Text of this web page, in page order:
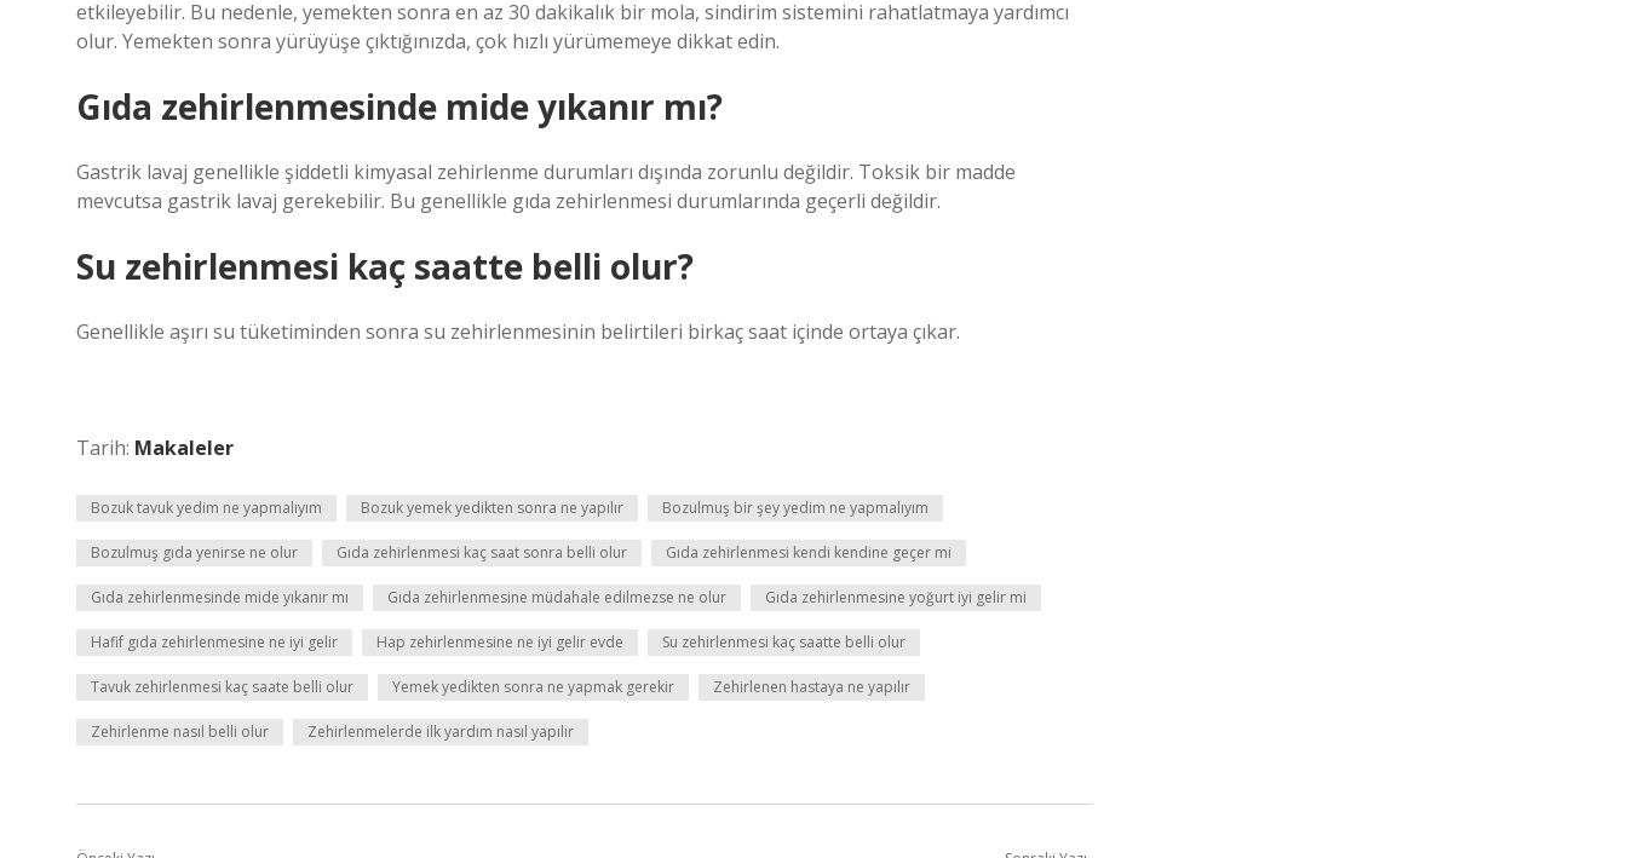
etkileyebilir. Bu nedenle, yemekten sonra en az 30 dakikalık bir mola, sindirim sistemini rahatlatmaya yardımcı
olur. Yemekten sonra yürüyüşe çıktığınızda, çok hızlı yürümemeye dikkat edin.
Gıda zehirlenmesinde mide yıkanır mı?
Gastrik lavaj genellikle şiddetli kimyasal zehirlenme durumları dışında zorunlu değildir. Toksik bir madde
mevcutsa gastrik lavaj gerekebilir. Bu genellikle gıda zehirlenmesi durumlarında geçerli değildir.
Su zehirlenmesi kaç saatte belli olur?
Genellikle aşırı su tüketiminden sonra su zehirlenmesinin belirtileri birkaç saat içinde ortaya çıkar.
Tarih: Makaleler
Bozuk tavuk yedim ne yapmalıyım Bozuk yemek yedikten sonra ne yapılır Bozulmuş bir şey yedim ne yapmalıyım
Bozulmuş gıda yenirse ne olur Gıda zehirlenmesi kaç saat sonra belli olur Gıda zehirlenmesi kendi kendine geçer mi
Gıda zehirlenmesinde mide yıkanır mı Gıda zehirlenmesine müdahale edilmezse ne olur Gıda zehirlenmesine yoğurt iyi gelir mi
Hafif gıda zehirlenmesine ne iyi gelir Hap zehirlenmesine ne iyi gelir evde Su zehirlenmesi kaç saatte belli olur
Tavuk zehirlenmesi kaç saate belli olur Yemek yedikten sonra ne yapmak gerekir Zehirlenen hastaya ne yapılır
Zehirlenme nasıl belli olur Zehirlenmelerde ilk yardım nasıl yapılır